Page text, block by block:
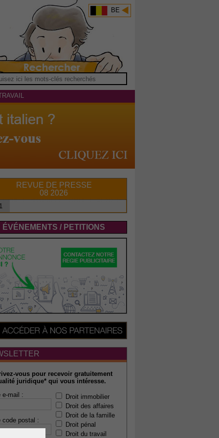
BE
REVUE DE PRESSE
08 2026
1
ÉVÉNEMENTS / PETITIONS
vous pour recevoir gratuitement
juridique* qui vous intéresse.
e-mail :
code postal :
Droit immobilier
Droit des affaires
Droit de la famille
Droit pénal
Droit du travail